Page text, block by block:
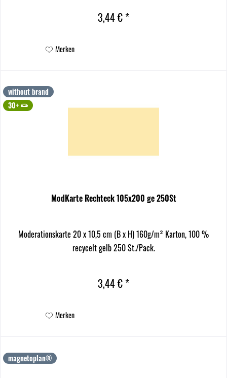
3,44 € *
Merken
without brand
30+
ModKarte Rechteck 105x200 ge 250St
Moderationskarte 20 x 10,5 cm (B x H) 160g/m² Karton, 100 %
recycelt gelb 250 St./Pack.
3,44 € *
Merken
magnetoplan®